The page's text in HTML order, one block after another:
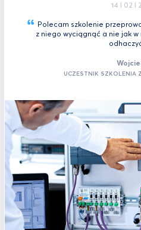
14 I 02 I
Polecam szkolenie
z niego wyciągnąć a nie jak
UCZESTNIK SZKOLENIA